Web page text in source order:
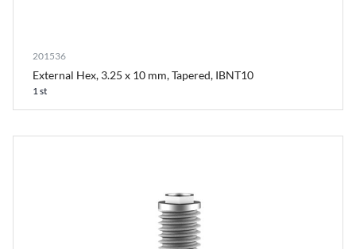
201536
External Hex, 3.25 x 10 mm, Tapered, IBNT10
1 st